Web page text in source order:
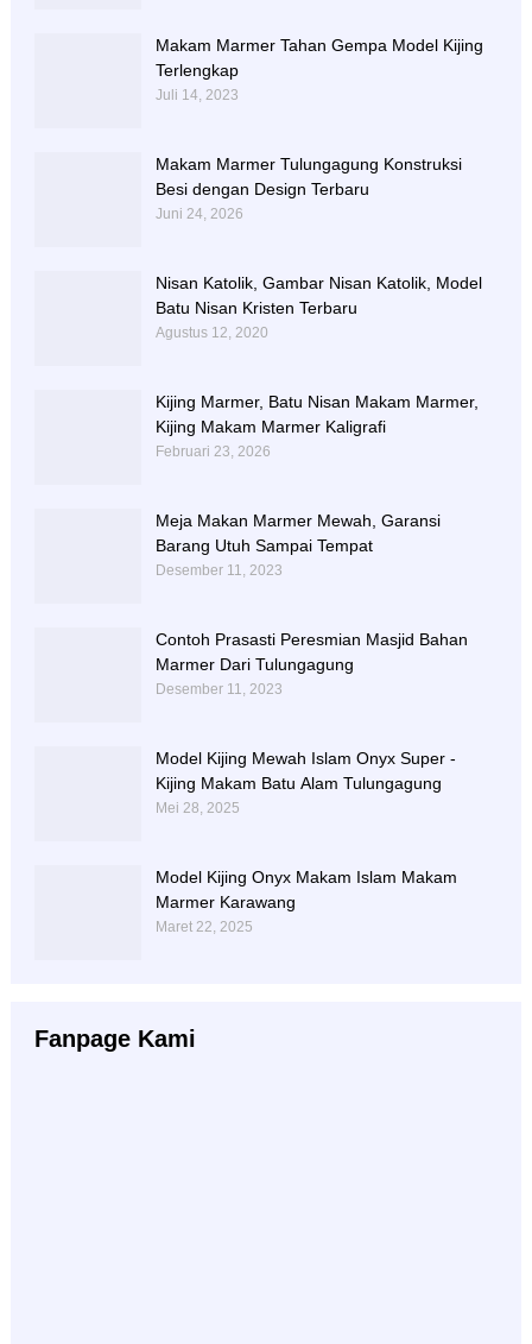
Makam Marmer Tahan Gempa Model Kijing
Terlengkap
Juli 14, 2023
Makam Marmer Tulungagung Konstruksi
Besi dengan Design Terbaru
Juni 24, 2026
Nisan Katolik, Gambar Nisan Katolik, Model
Batu Nisan Kristen Terbaru
Agustus 12, 2020
Kijing Marmer, Batu Nisan Makam Marmer,
Kijing Makam Marmer Kaligrafi
Februari 23, 2026
Meja Makan Marmer Mewah, Garansi
Barang Utuh Sampai Tempat
Desember 11, 2023
Contoh Prasasti Peresmian Masjid Bahan
Marmer Dari Tulungagung
Desember 11, 2023
Model Kijing Mewah Islam Onyx Super -
Kijing Makam Batu Alam Tulungagung
Mei 28, 2025
Model Kijing Onyx Makam Islam Makam
Marmer Karawang
Maret 22, 2025
Fanpage Kami